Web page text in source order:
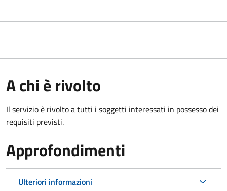
A chi è rivolto
Il servizio è rivolto a tutti i soggetti interessati in possesso dei
requisiti previsti.
Approfondimenti
Ulteriori informazioni